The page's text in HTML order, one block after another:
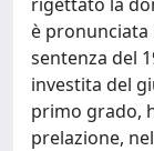
è pronunciata
sentenza del
investita del
primo grado,
prelazione,